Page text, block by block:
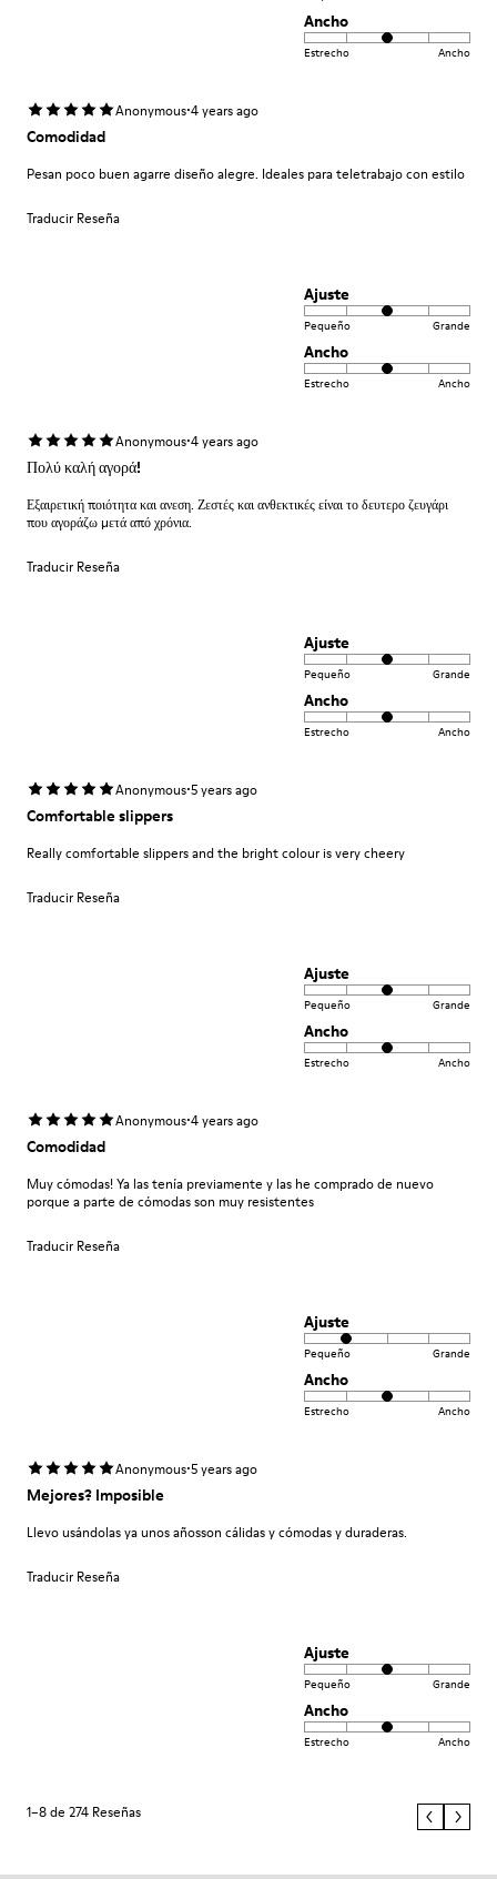
Ancho
Estrecho Ancho
Anonymous·4 years ago
Comodidad
Pesan poco buen agarre diseño alegre. Ideales para teletrabajo con estilo
Traducir Reseña
Ajuste
Pequeño Grande
Ancho
Estrecho Ancho
Anonymous·4 years ago
Πολύ καλή αγορά!
Εξαιρετική ποιότητα και ανεση. Ζεστές και ανθεκτικές είναι το δευτερο ζευγάρι
που αγοράζω μετά από χρόνια.
Traducir Reseña
Ajuste
Pequeño Grande
Ancho
Estrecho Ancho
Anonymous·5 years ago
Comfortable slippers
Really comfortable slippers and the bright colour is very cheery
Traducir Reseña
Ajuste
Pequeño Grande
Ancho
Estrecho Ancho
Anonymous·4 years ago
Comodidad
Muy cómodas! Ya las tenía previamente y las he comprado de nuevo
porque a parte de cómodas son muy resistentes
Traducir Reseña
Ajuste
Pequeño Grande
Ancho
Estrecho Ancho
Anonymous·5 years ago
Mejores? Imposible
Llevo usándolas ya unos añosson cálidas y cómodas y duraderas.
Traducir Reseña
Ajuste
Pequeño Grande
Ancho
Estrecho Ancho
1–8 de 274 Reseñas